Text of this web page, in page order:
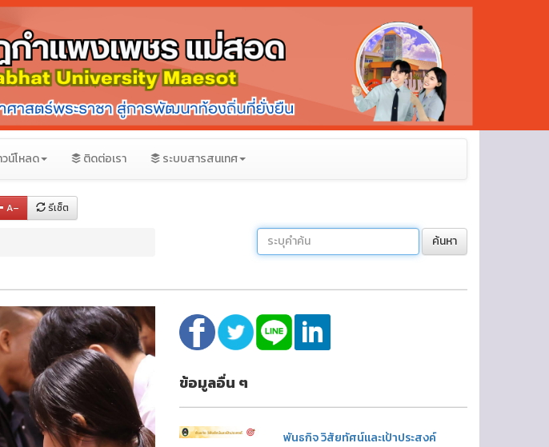
วน์โหลด ติดต่อเรา ระบบสารสนเทศ
A– รีเซ็ต
ค้นหา
ข้อมูลอื่น ๆ
พันธกิจ วิสัยทัศน์และเป้าประสงค์